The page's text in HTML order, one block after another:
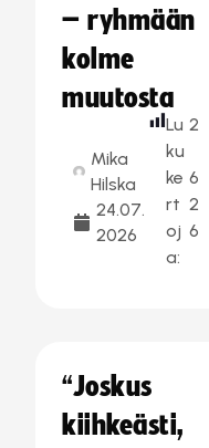
– ryhmään
kolme
muutosta
Mika
Hilska
24.07.
2026
Lu
ku
ke
rt
oj
a:
2
6
2
6
“Joskus
kiihkeästi,